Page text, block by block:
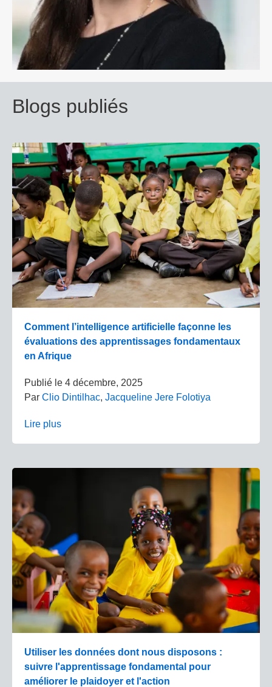
Blogs publiés
Comment l’intelligence artificielle façonne les
évaluations des apprentissages fondamentaux
en Afrique
Publié le 4 décembre, 2025
Par Clio Dintilhac, Jacqueline Jere Folotiya
Lire plus
Utiliser les données dont nous disposons :
suivre l'apprentissage fondamental pour
améliorer le plaidoyer et l'action